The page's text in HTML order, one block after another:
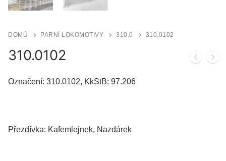
DOMŮ PARNÍ LOKOMOTIVY 310.0 310.0102
310.0102
Označení: 310.0102, KkStB: 97.206
Přezdívka: Kafemlejnek, Nazdárek